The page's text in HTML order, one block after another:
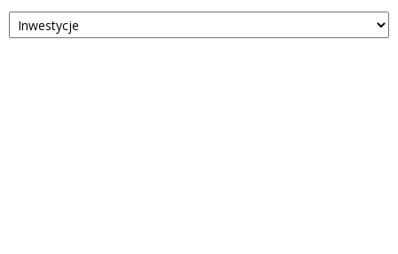
Kategorie